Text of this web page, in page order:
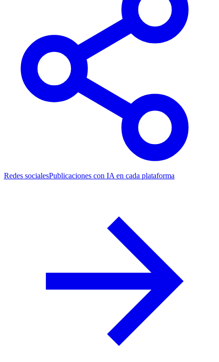
Redes socialesPublicaciones con IA en cada plataforma